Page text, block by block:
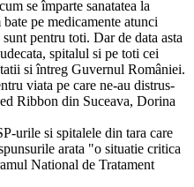
se împarte sanatatea la
pe medicamente atunci
pentru toti. Dar de data asta
spitalul si pe toti cei
si întreg Guvernul României.
viata pe care ne-au distrus-
Ribbon din Suceava, Dorina
urile si spitalele din tara care
arata "o situatie critica
National de Tratament